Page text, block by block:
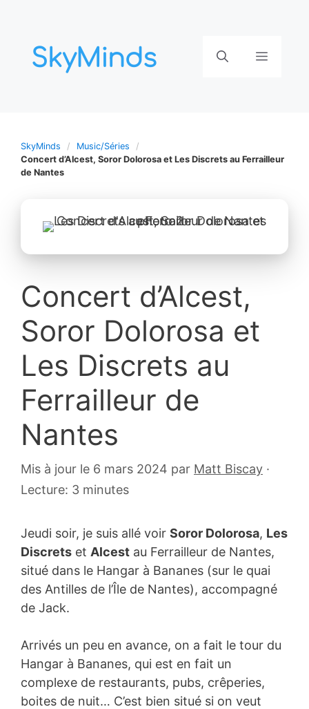
contenu
Menu
SkyMinds
Music/Séries
Concert d’Alcest, Soror Dolorosa et Les Discrets au Ferrailleur
de Nantes
Concert d’Alcest,
Soror Dolorosa et
Les Discrets au
Ferrailleur de
Nantes
Mis à jour le 6 mars 2024 20
par Matt Biscay ·
Lecture: 3 minutes
Jeudi soir, je suis allé voir Soror Dolorosa, Les
Discrets et Alcest au Ferrailleur de Nantes,
situé dans le Hangar à Bananes (sur le quai
des Antilles de l’Île de Nantes), accompagné
de Jack.
Arrivés un peu en avance, on a fait le tour du
Hangar à Bananes, qui est en fait un
complexe de restaurants, pubs, crêperies,
boites de nuit… C’est bien situé si on veut